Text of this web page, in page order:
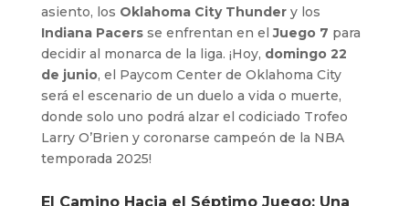
asiento, los Oklahoma City Thundery los
Indiana Pacersse enfrentan en elJuego 7 para
decidir al monarca de la liga. ¡Hoy, domingo 22
de junio, el Paycom Center de Oklahoma City
será el escenario de un duelo a vida o muerte,
donde solo uno podrá alzar el codiciado Trofeo
Larry O’Brien y coronarse campeón de la NBA
temporada 2025!
El Camino Hacia el Séptimo Juego: Una